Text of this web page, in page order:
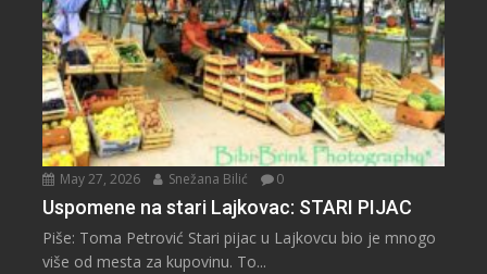
May 27, 2026 Snežana Bilić 0
Uspomene na stari Lajkovac: STARI PIJAC
Piše: Toma Petrović Stari pijac u Lajkovcu bio je mnogo
više od mesta za kupovinu. To...